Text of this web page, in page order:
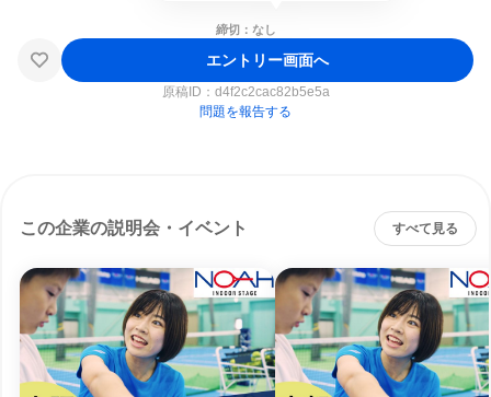
締切：なし
エントリー画面へ
原稿ID： d4f2c2cac82b5e5a
問題を報告する
この企業の説明会・イベント すべて見る